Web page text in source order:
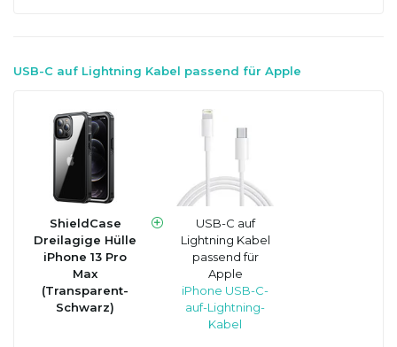
USB-C auf Lightning Kabel passend für Apple
ShieldCase
Dreilagige Hülle
iPhone 13 Pro
Max
(Transparent-
Schwarz)
USB-C auf
Lightning Kabel
passend für
Apple
iPhone USB-C-
auf-Lightning-
Kabel